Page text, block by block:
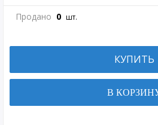
Продано 0 шт.
КУПИТЬ
В